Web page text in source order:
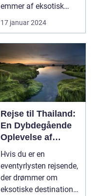
emmer af eksotisk
kultur, smukke strand...
17 januar 2024
Rejse til Thailand:
En Dybdegående
Oplevelse af
Eventyr og Kultur
Hvis du er en
eventyrlysten rejsende,
der drømmer om
eksotiske destinationer